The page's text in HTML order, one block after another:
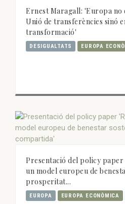
Ernest Maragall: 'Europa no
Unió de transferències sinó
transformació'
DESIGUALTATS EUROPA
Presentació del policy paper
un model europeu de
prosperitat...
EUROPA EUROPA ECONÒMICA